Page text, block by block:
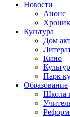
Новости
Анонс
Культура
Дом
Кино
Парк
Образование
Школа